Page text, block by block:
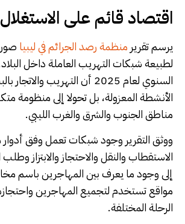
اقتصاد قائم على الاستغلال
يرسم تقرير منظمة رصد الجرائم في ليبيا
لطبيعة شبكات التهريب العاملة داخل
السنوي لعام 2025 أن التهريب
الأنشطة المعزولة، بل تحولا إلى منظومة
مناطق الجنوب والشرق والغرب الليبي.
ووثق التقرير وجود شبكات تعمل وفق
الاستقطاب والنقل والاحتجاز والابتزاز وطلب
إلى وجود ما يعرف بين المهاجرين باسم
مواقع تستخدم لتجميع المهاجرين
الرحلة المختلفة.